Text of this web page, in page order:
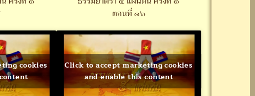
ตอนที่ ๑๖
cookies
Click to accept marketing cookies
and enable this content